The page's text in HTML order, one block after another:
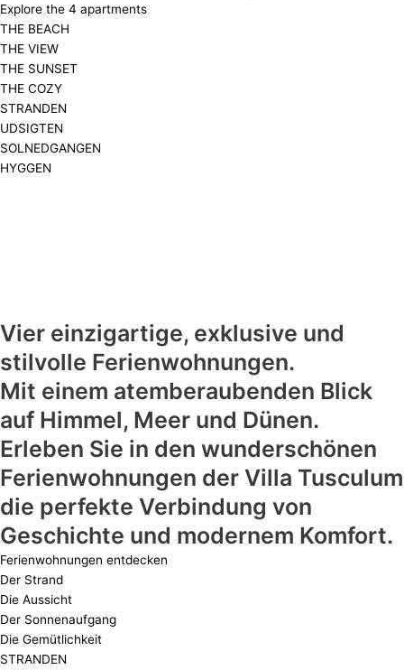
Explore the 4 apartments
THE BEACH
THE VIEW
THE SUNSET
THE COZY
STRANDEN
UDSIGTEN
SOLNEDGANGEN
HYGGEN
Vier einzigartige, exklusive und
stilvolle Ferienwohnungen.
Mit einem atemberaubenden Blick
auf Himmel, Meer und Dünen.
Erleben Sie in den wunderschönen
Ferienwohnungen der Villa Tusculum
die perfekte Verbindung von
Geschichte und modernem Komfort.
Ferienwohnungen entdecken
Der Strand
Die Aussicht
Der Sonnenaufgang
Die Gemütlichkeit
STRANDEN